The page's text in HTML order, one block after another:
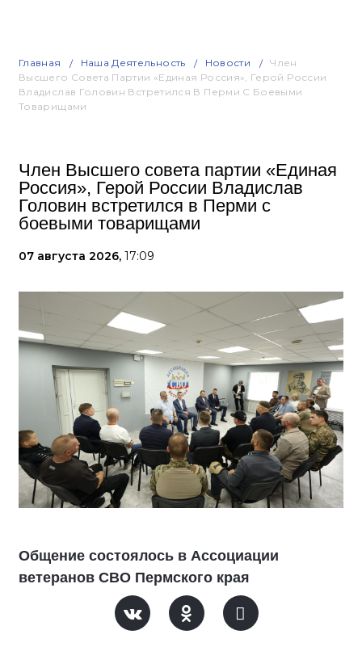
Главная Наша Деятельность Новости
Член
Высшего Совета Партии «Единая Россия», Герой России
Владислав Головин Встретился В Перми С Боевыми
Товарищами
Член Высшего совета партии «Единая
Россия», Герой России Владислав
Головин встретился в Перми с
боевыми товарищами
07 августа 2026, 17:09
Общение состоялось в Ассоциации
ветеранов СВО Пермского края